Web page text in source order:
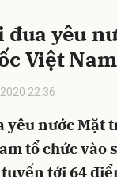
yêu
Việt Nam
22:36
yêu nước Mặt
tổ chức vào
tới 64